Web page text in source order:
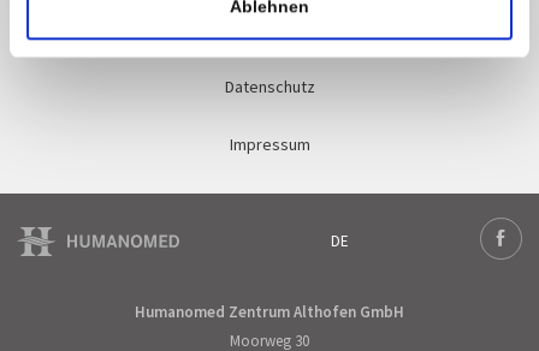
Ablehnen
Datenschutz
Impressum
DE
Deutsch
Humanomed Zentrum Althofen GmbH
Moorweg 30